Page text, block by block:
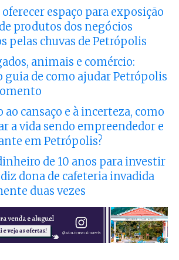
espaço para exposição
produtos dos negócios
pelas chuvas de Petrópolis
animais e comércio:
guia de como ajudar Petrópolis
ao cansaço e à incerteza, como
a vida sendo empreendedor e
em Petrópolis?
de 10 anos para investir
dona de cafeteria invadida
duas vezes